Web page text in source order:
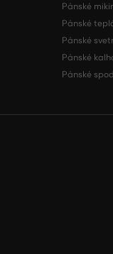
Pánské
Pánské
Pánské
Pánské
Pánské
s. r. o.